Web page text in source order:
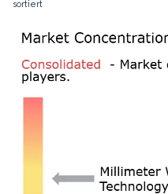
sortiert